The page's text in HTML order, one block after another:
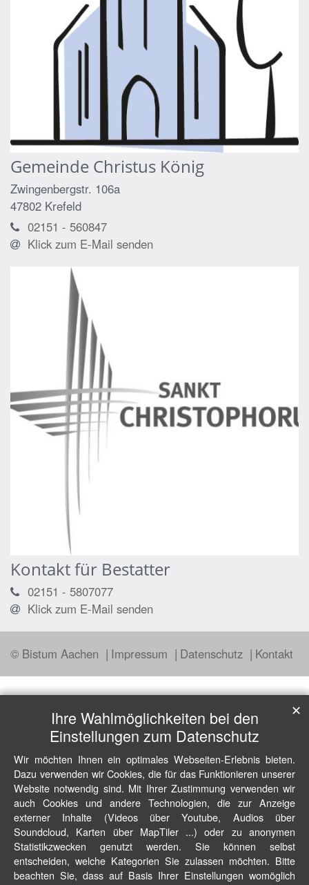
Gemeinde Christus König
Zwingenbergstr. 106a
47802 Krefeld
02151 - 560847
Klick zum E-Mail senden
Kontakt für Bestatter
02151 - 5807077
Klick zum E-Mail senden
© Bistum Aachen Impressum Datenschutz Kontakt
Ihre Wahlmöglichkeiten bei den
Einstellungen zum Datenschutz
Wir möchten Ihnen ein optimales Webseiten-Erlebnis bieten.
Dazu verwenden wir Cookies, die für das Funktionieren unserer
Website notwendig sind. Mit Ihrer Zustimmung verwenden wir
auch Cookies und andere Technologien, die zur Anzeige
externer Inhalte (Videos über Youtube, Audios über
Soundcloud, Karten über MapTiler ...) oder zu anonymen
Statistikzwecken genutzt werden. Sie können selbst
entscheiden, welche Kategorien Sie zulassen möchten. Bitte
beachten Sie, dass auf Basis Ihrer Einstellungen womöglich
✕